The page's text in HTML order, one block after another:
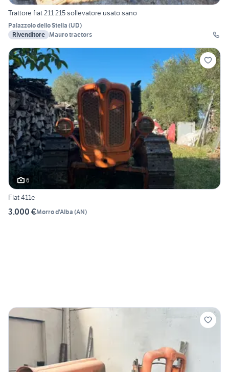
Trattore fiat 211 215 sollevatore usato sano
Palazzolo dello Stella (UD)
Rivenditore Mauro tractors
6
Fiat 411c
3.000 €Morro d'Alba (AN)